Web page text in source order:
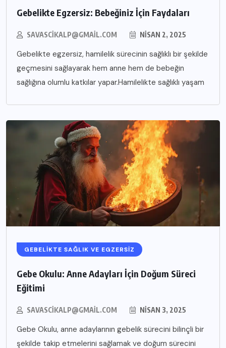
Gebelikte Egzersiz: Bebeğiniz İçin Faydaları
SAVASCIKALP@GMAIL.COM NISAN 2, 2025
Gebelikte egzersiz, hamilelik sürecinin sağlıklı bir şekilde
geçmesini sağlayarak hem anne hem de bebeğin
sağlığına olumlu katkılar yapar.Hamilelikte sağlıklı yaşam
GEBELIKTE SAĞLIK VE EGZERSIZ
Gebe Okulu: Anne Adayları İçin Doğum Süreci
Eğitimi
SAVASCIKALP@GMAIL.COM NISAN 3, 2025
Gebe Okulu, anne adaylarının gebelik sürecini bilinçli bir
şekilde takip etmelerini sağlamak ve doğum sürecini